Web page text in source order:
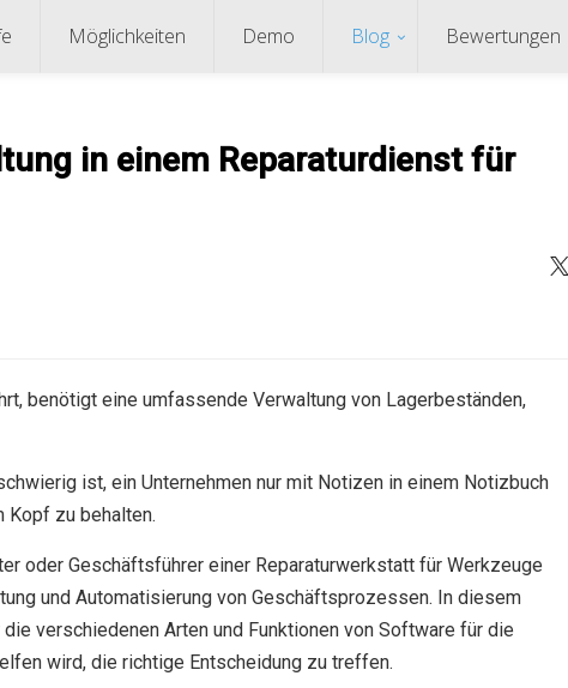
Möglichkeiten Demo Blog Bewertungen
in einem Reparaturdienst für
benötigt eine umfassende Verwaltung von Lagerbeständen,
ist, ein Unternehmen nur mit Notizen in einem Notizbuch
Kopf zu behalten.
oder Geschäftsführer einer Reparaturwerkstatt für Werkzeuge
und Automatisierung von Geschäftsprozessen. In diesem
verschiedenen Arten und Funktionen von Software für die
wird, die richtige Entscheidung zu treffen.